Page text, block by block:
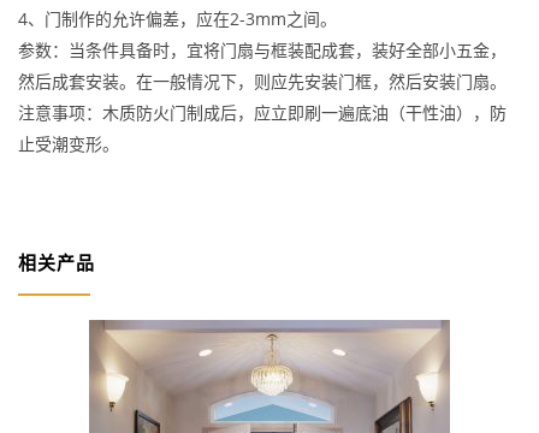
4、门制作的允许偏差，应在2-3mm之间。
参数：当条件具备时，宜将门扇与框装配成套，装好全部小五金，
然后成套安装。在一般情况下，则应先安装门框，然后安装门扇。
注意事项：木质防火门制成后，应立即刷一遍底油（干性油），防
止受潮变形。
相关产品